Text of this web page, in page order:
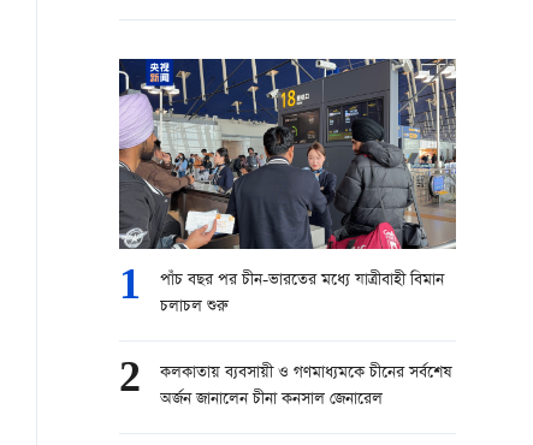
1
পাঁচ বছর পর চীন-ভারতের মধ্যে যাত্রীবাহী বিমান
চলাচল শুরু
2
কলকাতায় ব্যবসায়ী ও গণমাধ্যমকে চীনের সর্বশেষ
অর্জন জানালেন চীনা কনসাল জেনারেল